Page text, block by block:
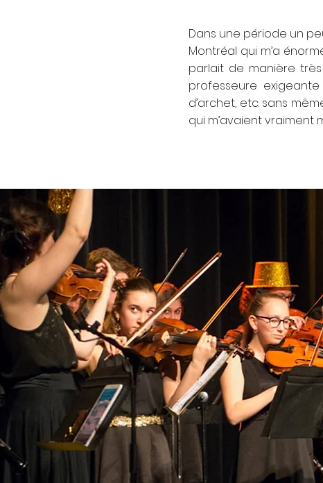
Dans une période un
Montréal qui m’a
parlait de manière
professeure exigeante
d’archet, etc. sans
qui m’avaient vraiment